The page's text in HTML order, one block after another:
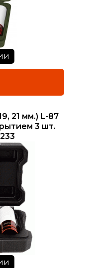
21 мм.) L-87
3 шт.